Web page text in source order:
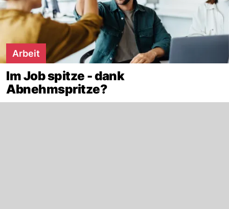
Arbeit
Im Job spitze - dank
Abnehmspritze?